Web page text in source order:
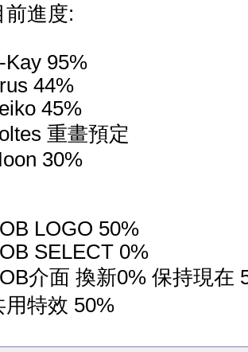
前進度:
Kay 95%
44%
45%
重畫預定
30%
LOGO 50%
SELECT 0%
介面 換新0% 保持現在
用特效 50%